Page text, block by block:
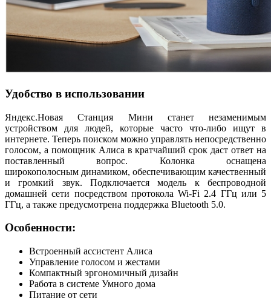
Удобство в использовании
Яндекс.Новая Станция Мини станет незаменимым
устройством для людей, которые часто что-либо ищут в
интернете. Теперь поиском можно управлять непосредственно
голосом, а помощник Алиса в кратчайший срок даст ответ на
поставленный вопрос. Колонка оснащена
широкополосным динамиком, обеспечивающим качественный
и громкий звук. Подключается модель к беспроводной
домашней сети посредством протокола Wi-Fi 2.4 ГГц или 5
ГГц, а также предусмотрена поддержка Bluetooth 5.0.
Особенности:
Встроенный ассистент Алиса
Управление голосом и жестами
Компактный эргономичный дизайн
Работа в системе Умного дома
Питание от сети